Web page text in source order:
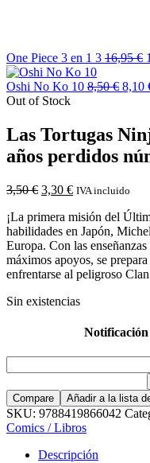
One Piece 3 en 1 3 16,95€
Oshi No Ko 10 8,50€ 8,10
Out of Stock
Las Tortugas
años perdidos
3,50€ 3,30 € IVA incluido
¡La primera misión del
habilidades en Japón,
Europa. Con las
máximos apoyos, se
enfrentarse al peligroso
Sin existencias
Notificación
Compare Añadir a la lista
SKU: 9788419866042
Comics / Libros
Descripción